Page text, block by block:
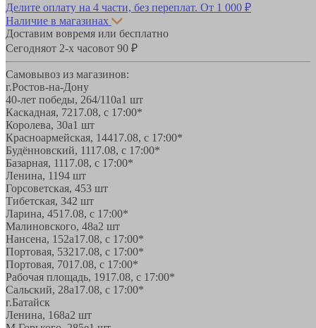
Делите оплату на 4 части, без переплат. От 1 000 ₽
Наличие в магазинах
Доставим вовремя или бесплатно
Сегодняот 2-х часовот 90 ₽
Самовывоз из магазинов:
г.Ростов-на-Дону
40-лет победы, 264/110а1 шт
Каскадная, 7217.08, с 17:00*
Королева, 30а1 шт
Красноармейская, 14417.08, с 17:00*
Будённовский, 1117.08, с 17:00*
Базарная, 1117.08, с 17:00*
Ленина, 1194 шт
Горсоветская, 453 шт
Тибетская, 342 шт
Ларина, 4517.08, с 17:00*
Малиновского, 48а2 шт
Нансена, 152а17.08, с 17:00*
Портовая, 53217.08, с 17:00*
Портовая, 7017.08, с 17:00*
Рабочая площадь, 1917.08, с 17:00*
Сальский, 28a17.08, с 17:00*
г.Батайск
Ленина, 168а2 шт